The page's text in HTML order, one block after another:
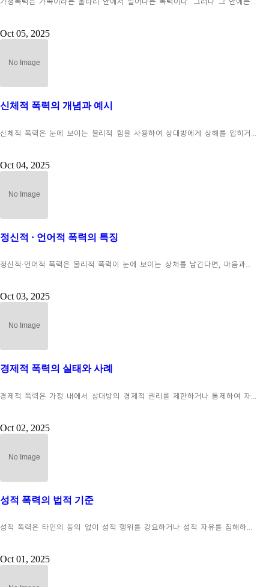
Oct 05, 2025
신체적 폭력의 개념과 예시
신체적 폭력은 눈에 보이는 물리적 힘을 사용하여 상대방에게 상해를 입히거…
Oct 04, 2025
정신적 · 언어적 폭력의 특징
정신적·언어적 폭력은 물리적 폭력이 눈에 보이는 상처를 남긴다면, 마음과…
Oct 03, 2025
경제적 폭력의 실태와 사례
경제적 폭력은 가정 내에서 상대방의 경제적 권리를 제한하거나 통제하여 자…
Oct 02, 2025
성적 폭력의 법적 기준
성적 폭력은 타인의 동의 없이 성적 행위를 강요하거나 성적 자유를 침해하…
Oct 01, 2025